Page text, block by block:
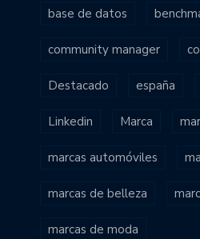
base de datos
community manager
Destacado españa
Linkedin Marca
marcas automóviles
marcas de belleza
marcas de moda